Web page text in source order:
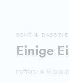
SCHÖN, DASS
Einige
FOTOS: ©